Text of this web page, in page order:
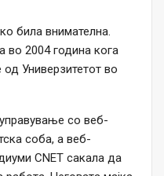
била внимателна.
во 2004 година кога
Универзитетот во
со веб-
соба, а веб-
CNET сакала да